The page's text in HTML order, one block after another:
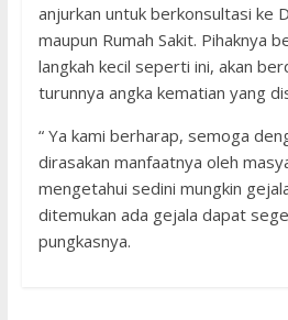
anjurkan untuk berkonsultasi ke
maupun Rumah Sakit. Pihaknya
langkah kecil seperti ini, akan
turunnya angka kematian yang
“ Ya kami berharap, semoga
dirasakan manfaatnya oleh
mengetahui sedini mungkin
ditemukan ada gejala dapat
pungkasnya.